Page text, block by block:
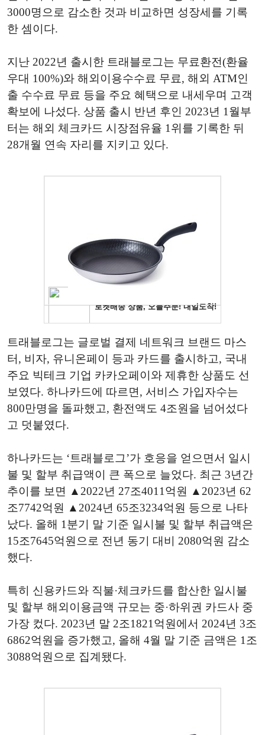
3000명으로 감소한 것과 비교하면 성장세를 기록
한 셈이다.
지난 2022년 출시한 트래블로그는 무료환전(환율
우대 100%)와 해외이용수수료 무료, 해외 ATM인
출 수수료 무료 등을 주요 혜택으로 내세우며 고객
확보에 나섰다. 상품 출시 반년 후인 2023년 1월부
터는 해외 체크카드 시장점유율 1위를 기록한 뒤
28개월 연속 자리를 지키고 있다.
트래블로그는 글로벌 결제 네트워크 브랜드 마스
터, 비자, 유니온페이 등과 카드를 출시하고, 국내
주요 빅테크 기업 카카오페이와 제휴한 상품도 선
보였다. 하나카드에 따르면, 서비스 가입자수는
800만명을 돌파했고, 환전액도 4조원을 넘어섰다
고 덧붙였다.
하나카드는 ‘트래블로그’가 호응을 얻으면서 일시
불 및 할부 취급액이 큰 폭으로 늘었다. 최근 3년간
추이를 보면 ▲2022년 27조4011억원 ▲2023년 62
조7742억원 ▲2024년 65조3234억원 등으로 나타
났다. 올해 1분기 말 기준 일시불 및 할부 취급액은
15조7645억원으로 전년 동기 대비 2080억원 감소
했다.
특히 신용카드와 직불·체크카드를 합산한 일시불
및 할부 해외이용금액 규모는 중·하위권 카드사 중
가장 컸다. 2023년 말 2조1821억원에서 2024년 3조
6862억원을 증가했고, 올해 4월 말 기준 금액은 1조
3088억원으로 집계됐다.